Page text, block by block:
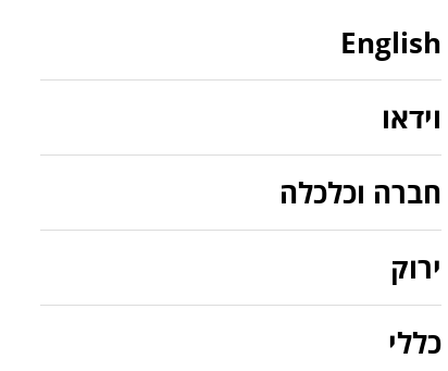
English
וידאו
חברה וכלכלה
ירוק
כללי